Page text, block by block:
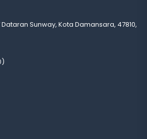
Sunway, Kota Damansara, 47810,